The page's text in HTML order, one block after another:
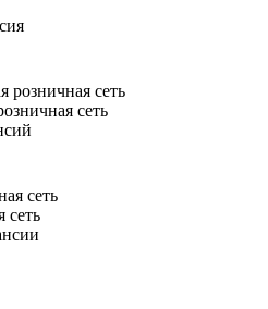
сеть